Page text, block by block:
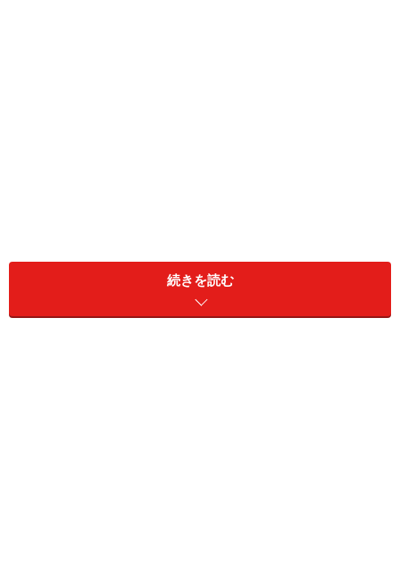
調乳する場所はなるべく整頓して清潔に保ちましょ
続きを読む